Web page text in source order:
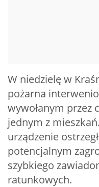
W niedzielę w
pożarna
wywołanym przez
jednym z
urządzenie
potencjalnym
szybkiego
ratunkowych.